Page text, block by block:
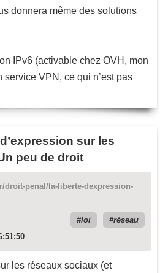
donnera même des solutions
IPv6 (activable chez OVH, mon
service VPN, ce qui n’est pas
sur les
peu de droit
droit-penal/la-liberte-dexpression-
loi
réseau
les réseaux sociaux (et